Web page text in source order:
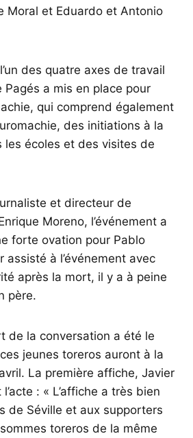
Moral et Eduardo et Antonio
des quatre axes de travail
Pagés a mis en place pour
qui comprend également
des initiations à la
les écoles et des visites de
et directeur de
Moreno, l’événement a
forte ovation pour Pablo
assisté à l’événement avec
après la mort, il y a à peine
père.
de la conversation a été le
jeunes toreros auront à la
La première affiche, Javier
: « L’affiche a très bien
de Séville et aux supporters
toreros de la même